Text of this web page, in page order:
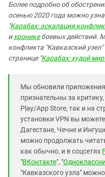
Более подробно об
осенью 2020 года можно
"Карабах: эскалация
ихроникебоевых действий.
конфликта "Кавказский
странице "Карабах: худой
Мы обновили
признательны за
Play/App Store, так и на
установки VPN вы
Дагестане, Чечне и
можно продолжать
как обычно, и в соцсетях
"ВКонтакте", "
"Кавказского узла"